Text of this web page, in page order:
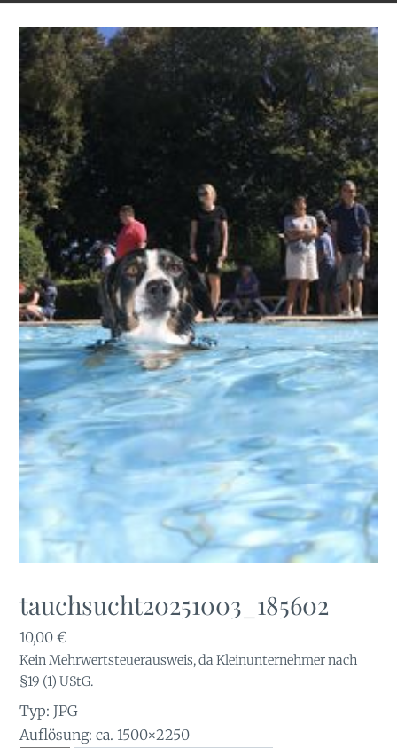
tauchsucht20251003_185602
10,00€
Kein Mehrwertsteuerausweis, da Kleinunternehmer nach
§19 (1) UStG.
Typ: JPG
Auflösung: ca. 1500×2250